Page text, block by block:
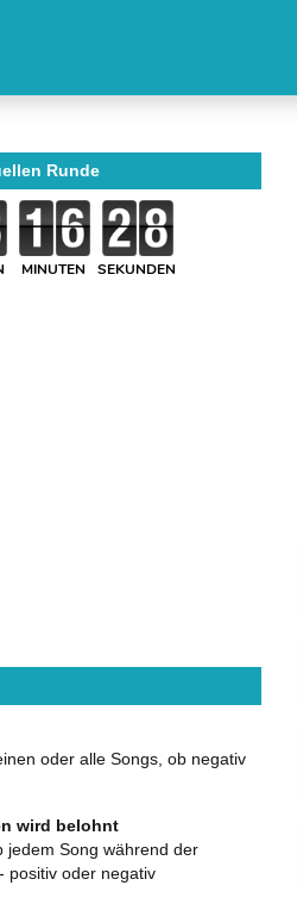
Runde
MINUTEN SEKUNDEN
oder alle Songs, ob negativ
wird belohnt
jedem Song während der
positiv oder negativ